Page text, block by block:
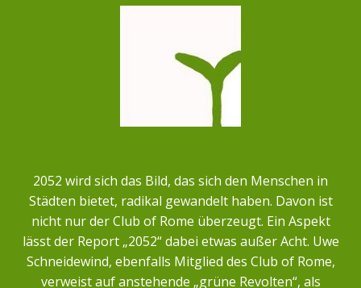
2052 wird sich das Bild, das sich den Menschen in
Städten bietet, radikal gewandelt haben. Davon ist
nicht nur der Club of Rome überzeugt. Ein Aspekt
lässt der Report „2052“ dabei etwas außer Acht. Uwe
Schneidewind, ebenfalls Mitglied des Club of Rome,
verweist auf anstehende „grüne Revolten“, als